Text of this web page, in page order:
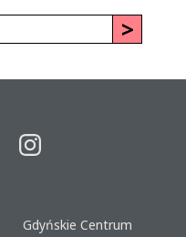
Gdyńskie Centrum